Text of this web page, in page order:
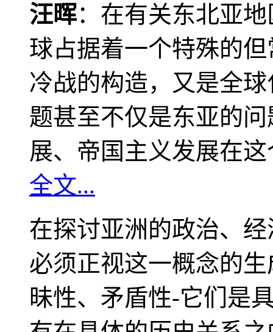
汪晖：在有关东北亚
球占据着一个特殊的
冷战的构造，又是全
题甚至不仅是东亚的
展、帝国主义发展在
全文...
在探讨亚洲的政治、
必须正视这一概念的
昧性、矛盾性-它们是